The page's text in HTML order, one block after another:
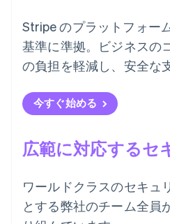
Stripe のプラットフォー
基準に準拠。ビジネスの
の負担を軽減し、安全な
今すぐ始める
広範に対応するセ
ワールドクラスのセキュ
とする弊社のチーム全員